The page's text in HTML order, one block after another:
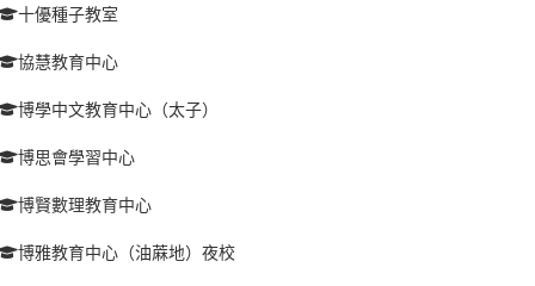
十優種子教室
協慧教育中心
博學中文教育中心（太子）
博思會學習中心
博賢數理教育中心
博雅教育中心（油蔴地）夜校